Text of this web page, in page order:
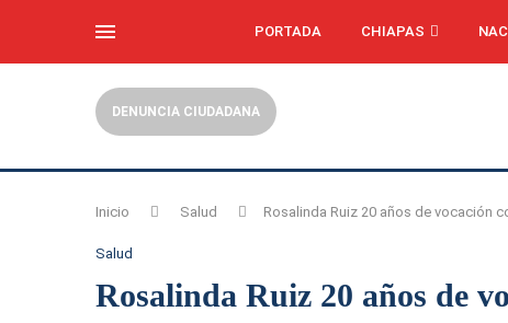
PORTADA CHIAPAS
DENUNCIA CIUDADANA
Inicio Salud Rosalinda Ruiz 20 años de vocación
Salud
Rosalinda Ruiz 20 años de